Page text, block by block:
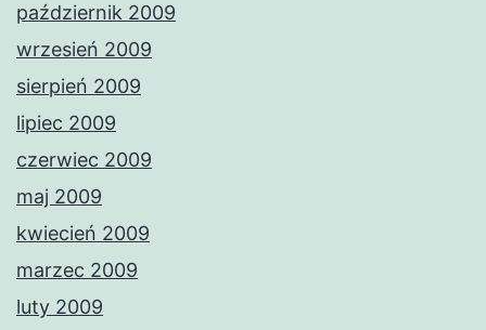
październik 2009
wrzesień 2009
sierpień 2009
lipiec 2009
czerwiec 2009
maj 2009
kwiecień 2009
marzec 2009
luty 2009